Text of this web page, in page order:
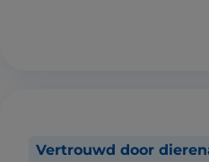
Vertrouwd door